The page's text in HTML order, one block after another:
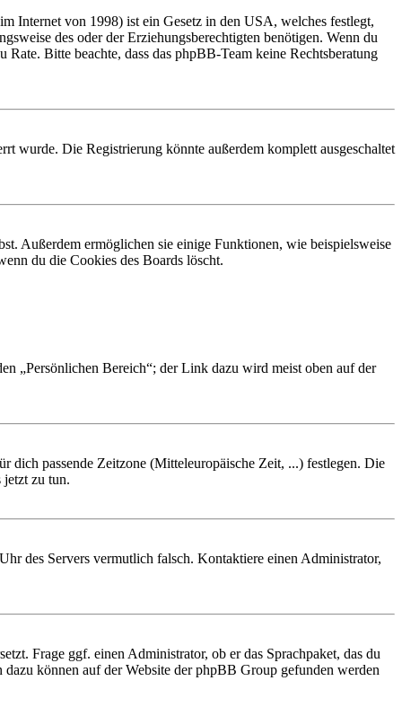
Internet von 1998) ist ein Gesetz in den USA, welches festlegt,
des oder der Erziehungsberechtigten benötigen. Wenn du
Bitte beachte, dass das phpBB-Team keine Rechtsberatung
wurde. Die Registrierung könnte außerdem komplett ausgeschaltet
Außerdem ermöglichen sie einige Funktionen, wie beispielsweise
du die Cookies des Boards löscht.
„Persönlichen Bereich“; der Link dazu wird meist oben auf der
dich passende Zeitzone (Mitteleuropäische Zeit, ...) festlegen. Die
jetzt zu tun.
des Servers vermutlich falsch. Kontaktiere einen Administrator,
Frage ggf. einen Administrator, ob er das Sprachpaket, das du
können auf der Website der phpBB Group gefunden werden